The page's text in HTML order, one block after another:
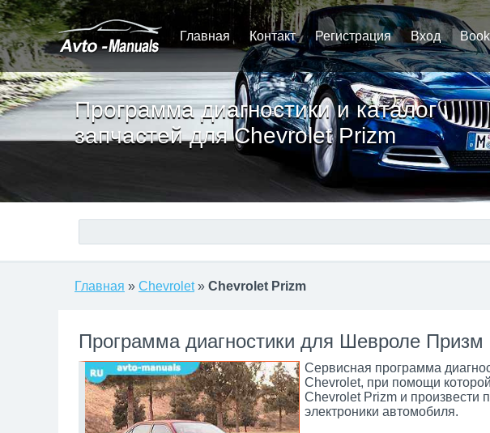
Главная Контакт Регистрация Вход
Программа диагностики и каталог
запчастей для Chevrolet Prizm
Главная » Chevrolet» Chevrolet Prizm
Программа диагностики для Шевроле Призм
Сервисная программа
Chevrolet, при помощи
Chevrolet Prizm и произвести
электроники автомобиля.